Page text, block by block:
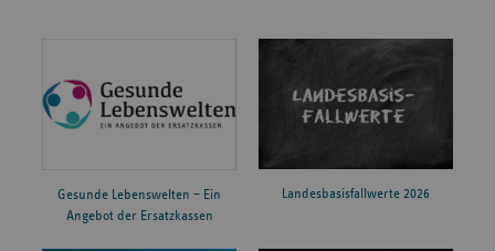
Gesunde Lebenswelten – Ein
Angebot der Ersatzkassen
Landesbasisfallwerte 2026